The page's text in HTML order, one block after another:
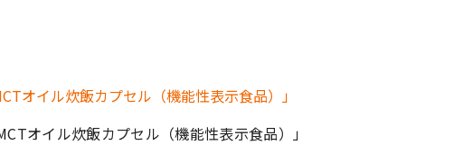
オイル炊飯カプセル（機能性表示食品）」